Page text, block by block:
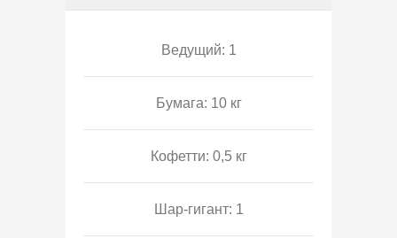
Ведущий: 1
Бумага: 10 кг
Кофетти: 0,5 кг
Шар-гигант: 1